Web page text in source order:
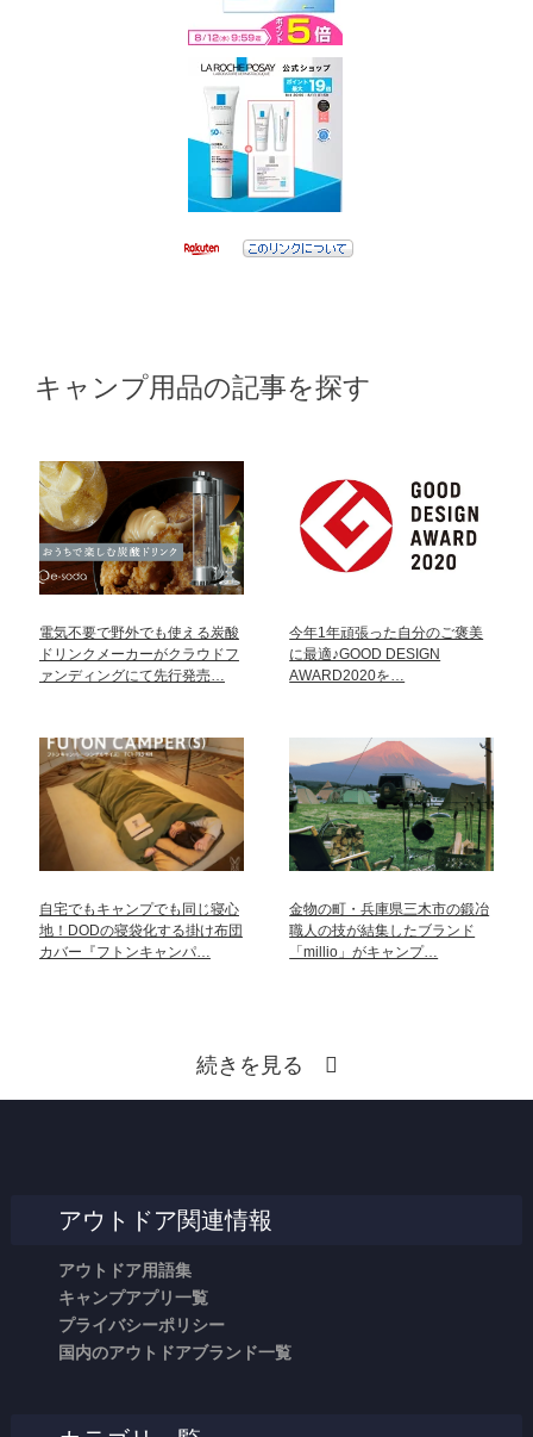
キャンプ用品の記事を探す
電気不要で野外でも使える炭酸
ドリンクメーカーがクラウドフ
ァンディングにて先行発売…
今年1年頑張った自分のご褒美
に最適♪GOOD DESIGN
AWARD2020を…
自宅でもキャンプでも同じ寝心
地！DODの寝袋化する掛け布団
カバー『フトンキャンパ…
金物の町・兵庫県三木市の鍛冶
職人の技が結集したブランド
「millio」がキャンプ…
続きを見る
アウトドア関連情報
アウトドア用語集
キャンプアプリ一覧
プライバシーポリシー
国内のアウトドアブランド一覧